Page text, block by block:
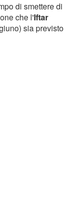
di smettere di
che l'Iftar
sia previsto